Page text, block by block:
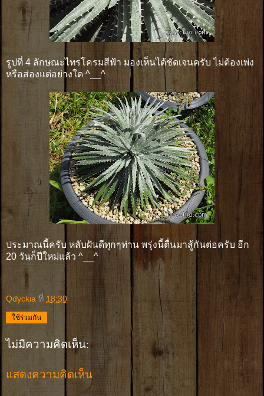
รูปที่ 4 ลักษณะไทรโครมสีฟ้า มองเห็นได้ชัดเจนครับ ไม่ต้องเพ่ง
หรือส่องแต่อย่างใด ^__^
ประมาณนี้ครับ หลับฝันดีทุกๆท่าน พรุ่งนี้ตื่นมาสู้กันต่อครับ อีก
20 วันก็ปีใหม่แล้ว ^__^
Qdyckia ที่ 18:30
ใช้ร่วมกัน
ไม่มีความคิดเห็น:
แสดงความคิดเห็น